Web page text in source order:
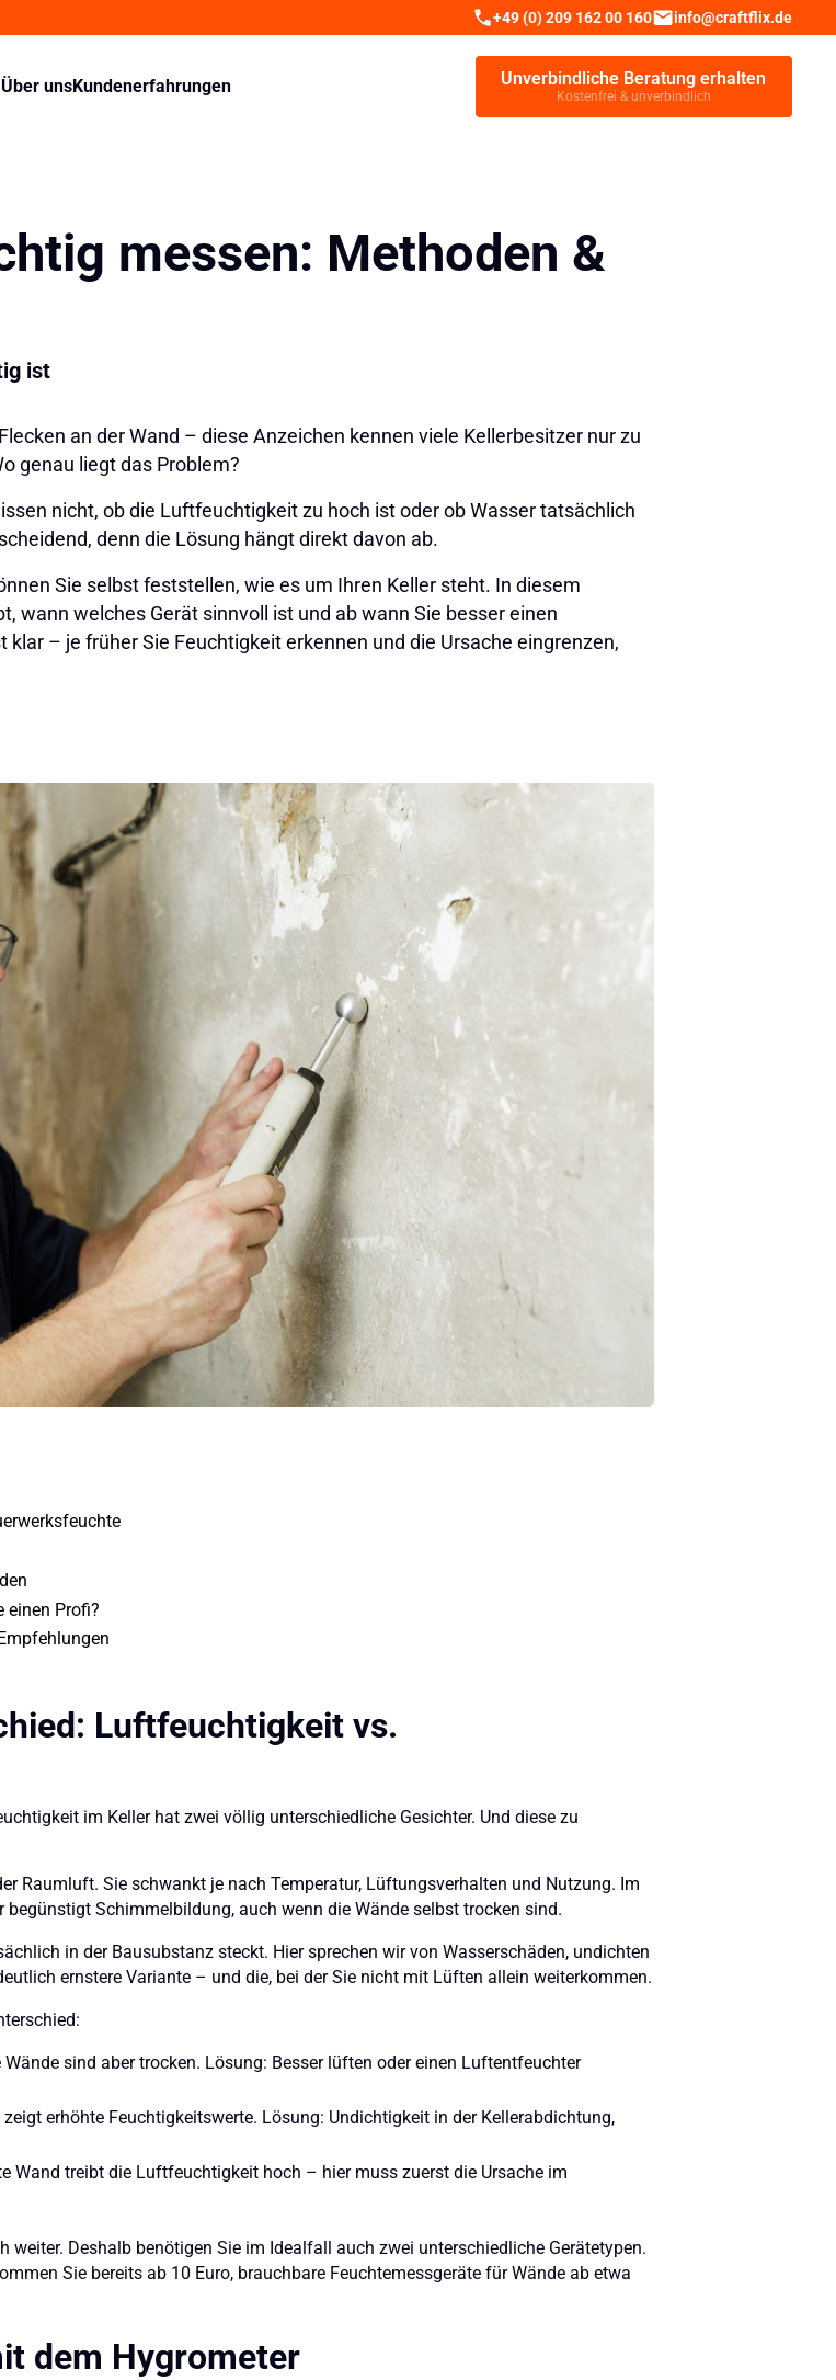
+49 (0) 209 162 00 160 info@craftflix.de
Über unsKundenerfahrungen Unverbindliche Beratung erhalten
Kostenfrei & unverbindlich
messen: Methoden &
ist
an der Wand – diese Anzeichen kennen viele Kellerbesitzer nur zu
genau liegt das Problem?
nicht, ob die Luftfeuchtigkeit zu hoch ist oder ob Wasser tatsächlich
denn die Lösung hängt direkt davon ab.
Sie selbst feststellen, wie es um Ihren Keller steht. In diesem
wann welches Gerät sinnvoll ist und ab wann Sie besser einen
– je früher Sie Feuchtigkeit erkennen und die Ursache eingrenzen,
einen Profi?
Luftfeuchtigkeit vs.
im Keller hat zwei völlig unterschiedliche Gesichter. Und diese zu
Raumluft. Sie schwankt je nach Temperatur, Lüftungsverhalten und Nutzung. Im
Schimmelbildung, auch wenn die Wände selbst trocken sind.
in der Bausubstanz steckt. Hier sprechen wir von Wasserschäden, undichten
ernstere Variante – und die, bei der Sie nicht mit Lüften allein weiterkommen.
sind aber trocken. Lösung: Besser lüften oder einen Luftentfeuchter
erhöhte Feuchtigkeitswerte. Lösung: Undichtigkeit in der Kellerabdichtung,
Wand treibt die Luftfeuchtigkeit hoch – hier muss zuerst die Ursache im
weiter. Deshalb benötigen Sie im Idealfall auch zwei unterschiedliche Gerätetypen.
Sie bereits ab 10 Euro, brauchbare Feuchtemessgeräte für Wände ab etwa
dem Hygrometer